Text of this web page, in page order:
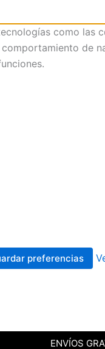
como
de
preferencias
ENVÍOS